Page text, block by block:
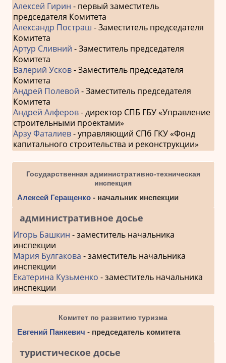
Алексей Гирин - первый заместитель
председателя Комитета
Александр Постраш - Заместитель председателя
Комитета
Артур Сливний - Заместитель председателя
Комитета
Валерий Усков- Заместитель председателя
Комитета
Андрей Полевой - Заместитель председателя
Комитета
Андрей Алферов- директор СПБ ГБУ «Управление
строительными проектами»
Арзу Фаталиев- управляющий СПб ГКУ «Фонд
капитального строительства и реконструкции»
Государственная административно-техническая
инспекция
Алексей Геращенко- начальник инспекции
административное досье
Игорь Башкин - заместитель начальника
инспекции
Мария Булгакова - заместитель начальника
инспекции
Екатерина Кузьменко - заместитель начальника
инспекции
Комитет по развитию туризма
Евгений Панкевич - председатель комитета
туристическое досье